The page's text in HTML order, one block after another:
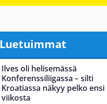
Luetuimmat
Ilves oli helisemässä
Konferenssiliigassa – silti
Kroatiassa näkyy pelko ensi
viikosta